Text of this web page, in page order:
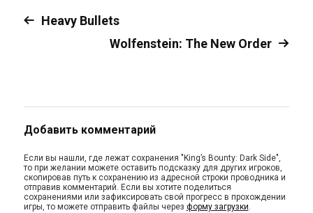
Heavy Bullets
Wolfenstein: The New Order
Добавить комментарий
Если вы нашли, где лежат сохранения "King’s Bounty: Dark Side",
то при желании можете оставить подсказку для других игроков,
скопировав путь к сохранению из адресной строки проводника и
отправив комментарий. Если вы хотите поделиться
сохранениями или зафиксировать свой прогресс в прохождении
игры, то можете отправить файлы через форму загрузки.